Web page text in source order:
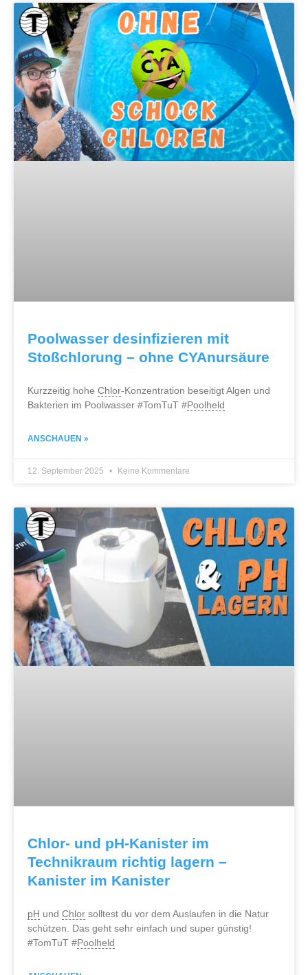
Poolwasser desinfizieren mit
Stoßchlorung – ohne CYAnursäure
Kurzzeitig hohe Chlor-Konzentration beseitigt Algen und
Bakterien im Poolwasser #TomTuT #Poolheld
ANSCHAUEN »
12. September 2025 Keine Kommentare
Chlor- und pH-Kanister im
Technikraum richtig lagern –
Kanister im Kanister
pH und Chlor solltest du vor dem Auslaufen in die Natur
schützen. Das geht sehr einfach und super günstig!
#TomTuT #Poolheld